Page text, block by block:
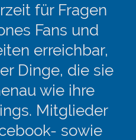
für Fragen
Fans und
erreichbar,
Dinge, die sie
wie ihre
Mitglieder
sowie